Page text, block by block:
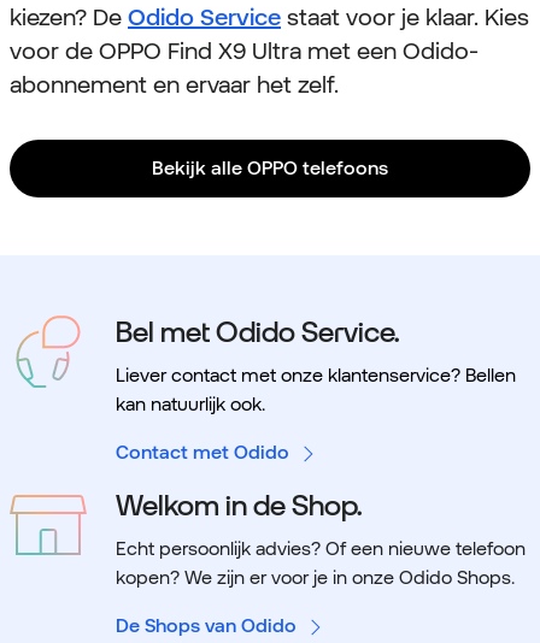
kiezen? De Odido Service staat voor je klaar. Kies
voor de OPPO Find X9 Ultra met een Odido-
abonnement en ervaar het zelf.
Bekijk alle OPPO telefoons
Bel met Odido Service.
Liever contact met onze klantenservice? Bellen
kan natuurlijk ook.
Contact met Odido
Welkom in de Shop.
Echt persoonlijk advies? Of een nieuwe telefoon
kopen? We zijn er voor je in onze Odido Shops.
De Shops van Odido